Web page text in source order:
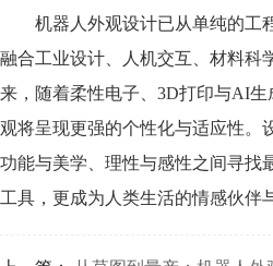
机器人外观设计已从单纯的工
融合工业设计、人机交互、材料科
来，随着柔性电子、3D打印与AI
观将呈现更强的个性化与适应性。
功能与美学、理性与感性之间寻找
工具，更成为人类生活的情感伙伴